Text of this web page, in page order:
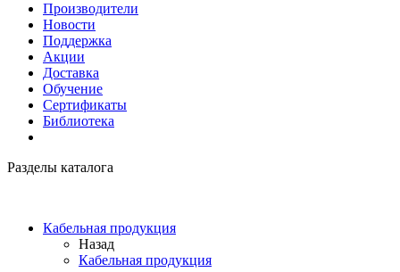
Производители
Новости
Поддержка
Акции
Доставка
Обучение
Сертификаты
Библиотека
Разделы каталога
Кабельная продукция
Назад
Кабельная продукция